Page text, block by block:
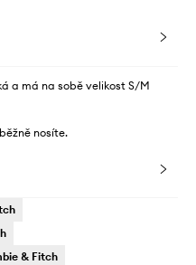
a má na sobě velikost S/M
nosíte.
& Fitch